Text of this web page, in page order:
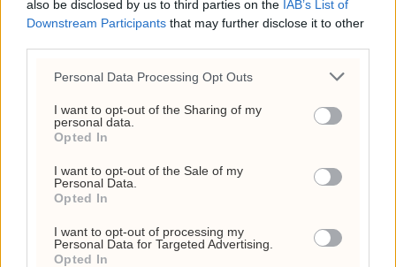
also be disclosed by us to third parties on the IAB’s List of
Downstream Participants that may further disclose it to other
Personal Data Processing Opt Outs
I want to opt-out of the Sharing of my
personal data.
Opted In
I want to opt-out of the Sale of my
Personal Data.
Opted In
I want to opt-out of processing my
Personal Data for Targeted Advertising.
Opted In
Russisk angrep truer